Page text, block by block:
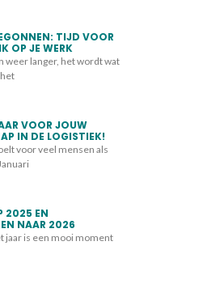
TIJD VOOR
OP JE WERK
weer langer, het wordt wat
VOOR JOUW
IN DE LOGISTIEK!
voor veel mensen als
2025 EN
NAAR 2026
jaar is een mooi moment